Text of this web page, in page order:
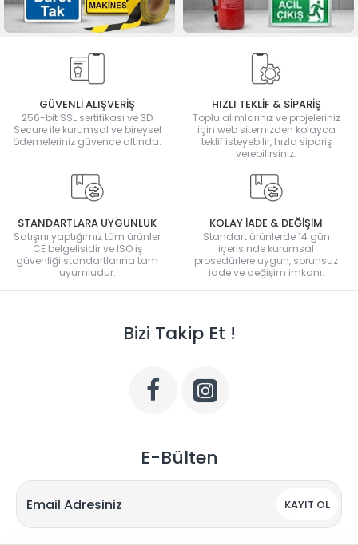
GÜVENLİ ALIŞVERİŞ
256-bit SSL sertifikası ve 3D
Secure ile kurumsal ve bireysel
ödemeleriniz güvence altında.
HIZLI TEKLİF & SİPARİŞ
Toplu alımlarınız ve projeleriniz
için web sitemizden kolayca
teklif isteyebilir, hızla sipariş
verebilirsiniz.
STANDARTLARA UYGUNLUK
Satışını yaptığımız tüm ürünler
CE belgelisidir ve ISO iş
güvenliği standartlarına tam
uyumludur.
KOLAY İADE & DEĞİŞİM
Standart ürünlerde 14 gün
içerisinde kurumsal
prosedürlere uygun, sorunsuz
iade ve değişim imkanı.
Bizi Takip Et !
E-Bülten
KAYIT OL